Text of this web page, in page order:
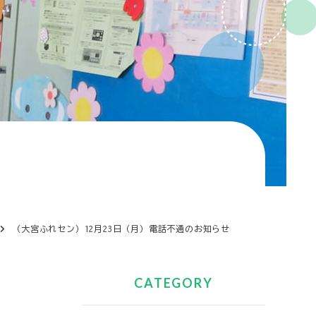
（大宮ふれセン）12月23日（月）電話不通のお知らせ
CATEGORY